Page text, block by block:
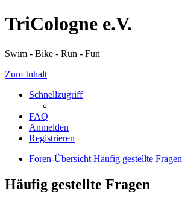
TriCologne e.V.
Swim - Bike - Run - Fun
Zum Inhalt
Schnellzugriff
FAQ
Anmelden
Registrieren
Foren-Übersicht Häufig gestellte Fragen
Häufig gestellte Fragen